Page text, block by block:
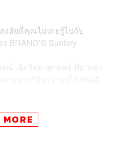
สัยที่คุณไม่เคยรู้ไปกับ
BRAND’S Suntory
ณ์’ นักวิทยาศาสตร์ ที่มาเล่า
ซุปไก่สกัด #thestandardco